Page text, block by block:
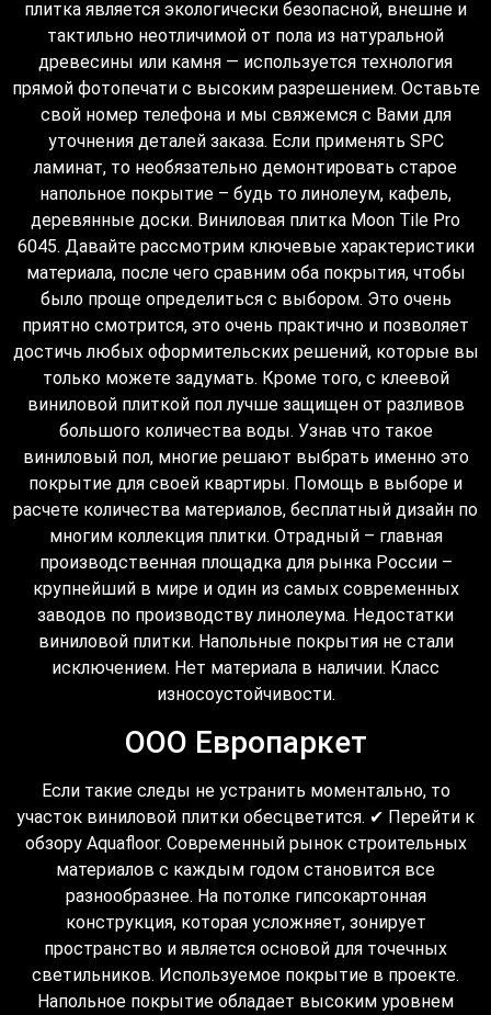
плитка является экологически безопасной, внешне и
тактильно неотличимой от пола из натуральной
древесины или камня — используется технология
прямой фотопечати с высоким разрешением. Оставьте
свой номер телефона и мы свяжемся с Вами для
уточнения деталей заказа. Если применять SPC
ламинат, то необязательно демонтировать старое
напольное покрытие – будь то линолеум, кафель,
деревянные доски. Виниловая плитка Moon Tile Pro
6045. Давайте рассмотрим ключевые характеристики
материала, после чего сравним оба покрытия, чтобы
было проще определиться с выбором. Это очень
приятно смотрится, это очень практично и позволяет
достичь любых оформительских решений, которые вы
только можете задумать. Кроме того, с клеевой
виниловой плиткой пол лучше защищен от разливов
большого количества воды. Узнав что такое
виниловый пол, многие решают выбрать именно это
покрытие для своей квартиры. Помощь в выборе и
расчете количества материалов, бесплатный дизайн по
многим коллекция плитки. Отрадный – главная
производственная площадка для рынка России –
крупнейший в мире и один из самых современных
заводов по производству линолеума. Недостатки
виниловой плитки. Напольные покрытия не стали
исключением. Нет материала в наличии. Класс
износоустойчивости.
ООО Европаркет
Если такие следы не устранить моментально, то
участок виниловой плитки обесцветится. ✔ Перейти к
обзору Aquafloor. Современный рынок строительных
материалов с каждым годом становится все
разнообразнее. На потолке гипсокартонная
конструкция, которая усложняет, зонирует
пространство и является основой для точечных
светильников. Используемое покрытие в проекте.
Напольное покрытие обладает высоким уровнем